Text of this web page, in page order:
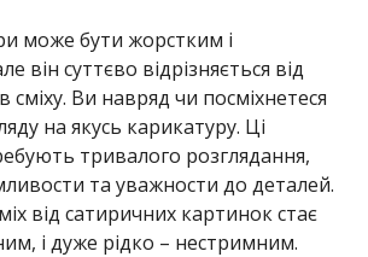
може бути жорстким і
він суттєво відрізняється від
сміху. Ви навряд чи посміхнетеся
на якусь карикатуру. Ці
тривалого розглядання,
та уважности до деталей.
від сатиричних картинок стає
і дуже рідко – нестримним.